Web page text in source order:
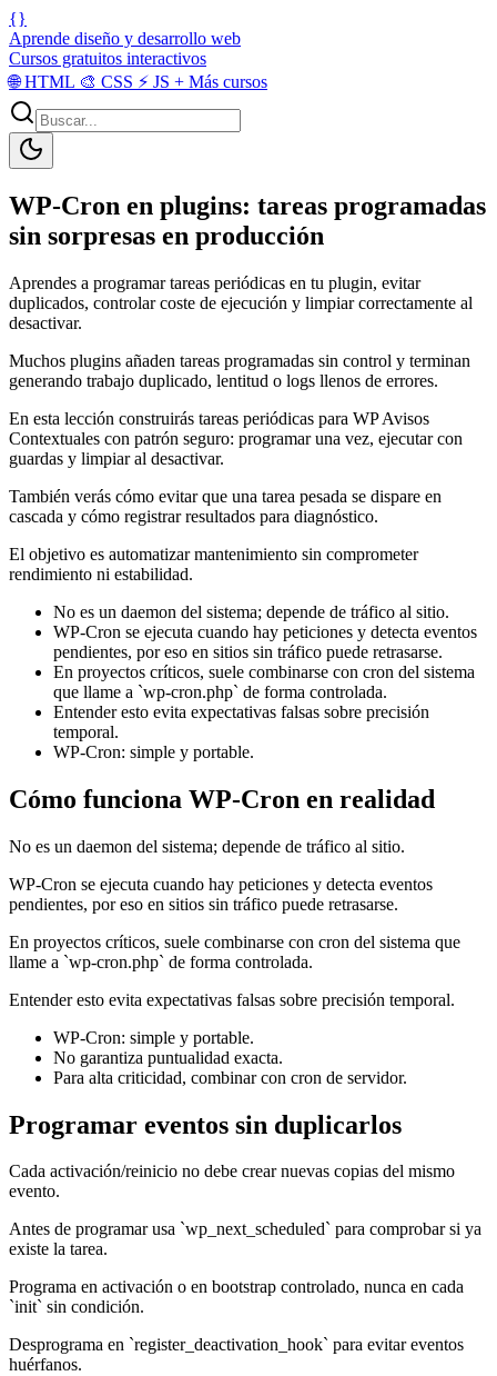
{}
Aprende diseño y desarrollo web
Cursos gratuitos interactivos
🌐HTML 🎨 CSS ⚡ JS + Más cursos
WP-Cron en plugins: tareas programadas
sin sorpresas en producción
Aprendes a programar tareas periódicas en tu plugin, evitar
duplicados, controlar coste de ejecución y limpiar correctamente al
desactivar.
Muchos plugins añaden tareas programadas sin control y terminan
generando trabajo duplicado, lentitud o logs llenos de errores.
En esta lección construirás tareas periódicas para WP Avisos
Contextuales con patrón seguro: programar una vez, ejecutar con
guardas y limpiar al desactivar.
También verás cómo evitar que una tarea pesada se dispare en
cascada y cómo registrar resultados para diagnóstico.
El objetivo es automatizar mantenimiento sin comprometer
rendimiento ni estabilidad.
No es un daemon del sistema; depende de tráfico al sitio.
WP-Cron se ejecuta cuando hay peticiones y detecta eventos
pendientes, por eso en sitios sin tráfico puede retrasarse.
En proyectos críticos, suele combinarse con cron del sistema
que llame a `wp-cron.php` de forma controlada.
Entender esto evita expectativas falsas sobre precisión
temporal.
WP-Cron: simple y portable.
Cómo funciona WP-Cron en realidad
No es un daemon del sistema; depende de tráfico al sitio.
WP-Cron se ejecuta cuando hay peticiones y detecta eventos
pendientes, por eso en sitios sin tráfico puede retrasarse.
En proyectos críticos, suele combinarse con cron del sistema que
llame a `wp-cron.php` de forma controlada.
Entender esto evita expectativas falsas sobre precisión temporal.
WP-Cron: simple y portable.
No garantiza puntualidad exacta.
Para alta criticidad, combinar con cron de servidor.
Programar eventos sin duplicarlos
Cada activación/reinicio no debe crear nuevas copias del mismo
evento.
Antes de programar usa `wp_next_scheduled` para comprobar si ya
existe la tarea.
Programa en activación o en bootstrap controlado, nunca en cada
`init` sin condición.
Desprograma en `register_deactivation_hook` para evitar eventos
huérfanos.